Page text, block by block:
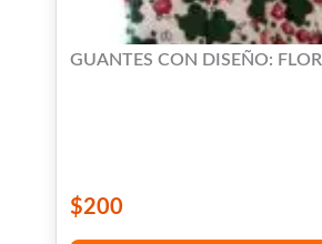
GUANTES CON DISEÑO: FLOR
$200